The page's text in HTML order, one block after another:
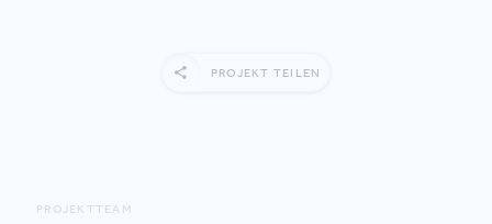
PROJEKT TEILEN
PROJEKTTEAM